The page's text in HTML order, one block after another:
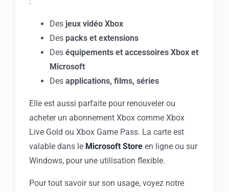
Des jeux vidéo Xbox
Des packs et extensions
Deséquipements et accessoires Xbox et
Microsoft
Desapplications, films, séries
Elle est aussi parfaite pour renouveler ou
acheter un abonnement Xbox comme Xbox
Live Gold ou Xbox Game Pass. La carte est
valable dans le Microsoft Store en ligne ou sur
Windows, pour une utilisation flexible.
Pour tout savoir sur son usage, voyez notre